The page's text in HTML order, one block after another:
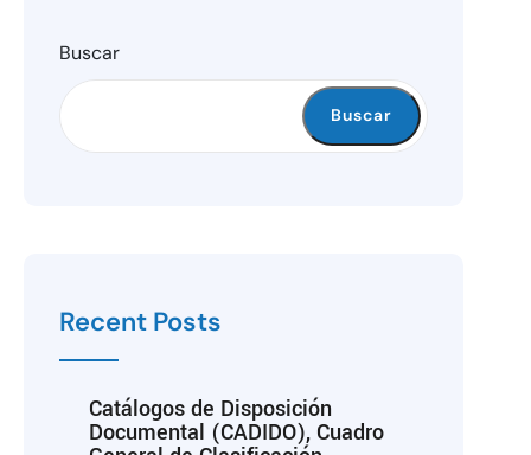
Buscar
Buscar
Recent Posts
Catálogos de Disposición
Documental (CADIDO), Cuadro